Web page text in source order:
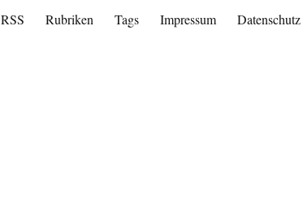
RSS Rubriken Tags Impressum Datenschutz